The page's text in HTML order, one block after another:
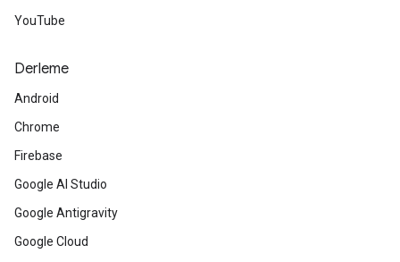
YouTube
Derleme
Android
Chrome
Firebase
Google AI Studio
Google Antigravity
Google Cloud